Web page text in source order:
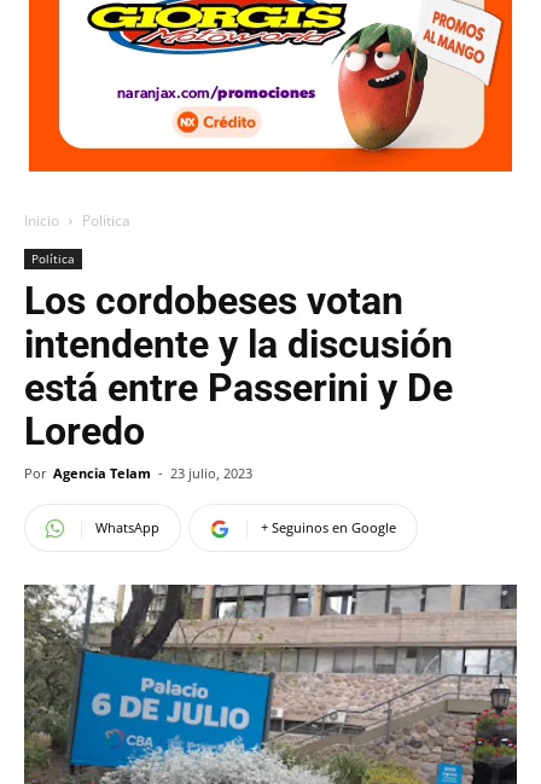
Inicio Política
Política
Los cordobeses votan
intendente y la discusión
está entre Passerini y De
Loredo
Por Agencia Telam - 23 julio, 2023
WhatsApp + Seguinos en Google